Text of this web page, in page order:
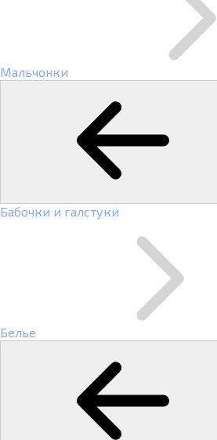
Мальчонки
Бабочки и галстуки
Белье